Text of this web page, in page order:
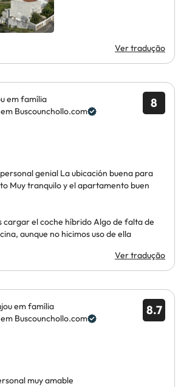
Ver tradução
8
em família
Buscounchollo.com
genial La ubicación buena para
Muy tranquilo y el apartamento buen
cargar el coche híbrido Algo de falta de
aunque no hicimos uso de ella
Ver tradução
8.7
em família
Buscounchollo.com
muy amable